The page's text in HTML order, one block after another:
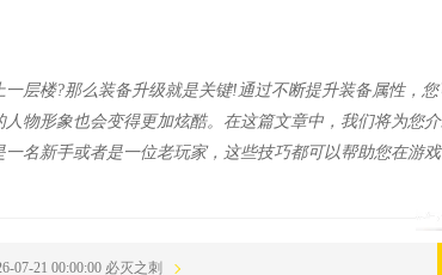
层楼?那么装备升级就是关键!通过不断提升装备属性，
物形象也会变得更加炫酷。在这篇文章中，我们将为您
名新手或者是一位老玩家，这些技巧都可以帮助您在游
07-21 00:00:00 必灭之刺